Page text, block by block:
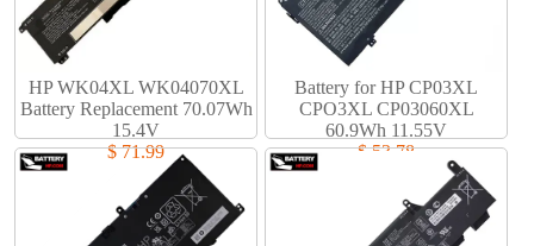
HP WK04XL WK04070XL
Battery Replacement 70.07Wh
15.4V
$ 71.99
Battery for HP CP03XL
CPO3XL CP03060XL
60.9Wh 11.55V
$ 53.78